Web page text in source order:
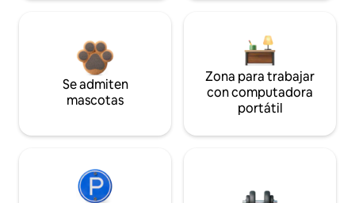
Se admiten
mascotas
Zona para trabajar
con computadora
portátil